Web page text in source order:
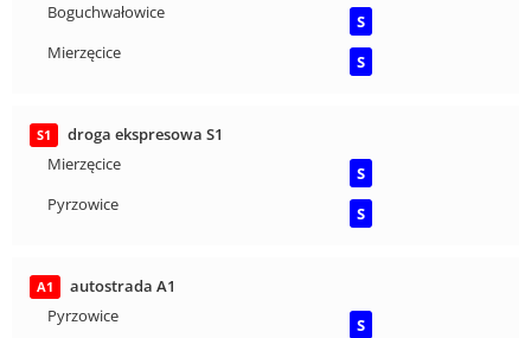
Boguchwałowice
S
Mierzęcice
S
S1
droga ekspresowa S1
Mierzęcice
S
Pyrzowice
S
A1
autostrada A1
Pyrzowice
S